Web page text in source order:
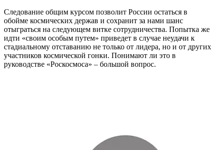
Следование общим курсом позволит России остаться в
обойме космических держав и сохранит за нами шанс
отыграться на следующем витке сотрудничества. Попытка же
идти «своим особым путем» приведет в случае неудачи к
стадиальному отставанию не только от лидера, но и от других
участников космической гонки. Понимают ли это в
руководстве «Роскосмоса» – большой вопрос.